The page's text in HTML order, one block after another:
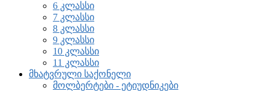
6 კლასსი
7 კლასსი
8 კლასსი
9 კლასსი
10 კლასსი
11 კლასსი
მხატვრული საქონელი
მოლბერტები - ეტიუდნიკები